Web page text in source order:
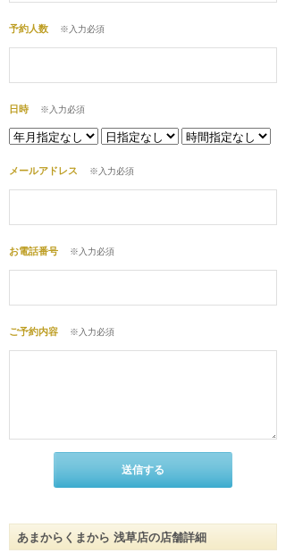
予約人数 ※入力必須
日時 ※入力必須
メールアドレス ※入力必須
お電話番号 ※入力必須
ご予約内容 ※入力必須
あまからくまから 浅草店の店舗詳細